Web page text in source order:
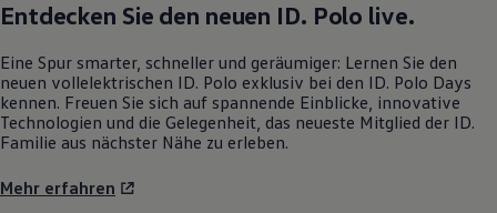
Entdecken Sie den neuen ID. Polo live.
Eine Spur smarter, schneller und geräumiger: Lernen Sie den
neuen vollelektrischen ID. Polo exklusiv bei den ID. Polo Days
kennen. Freuen Sie sich auf spannende Einblicke, innovative
Technologien und die Gelegenheit, das neueste Mitglied der ID.
Familie aus nächster Nähe zu erleben.
Mehr erfahren